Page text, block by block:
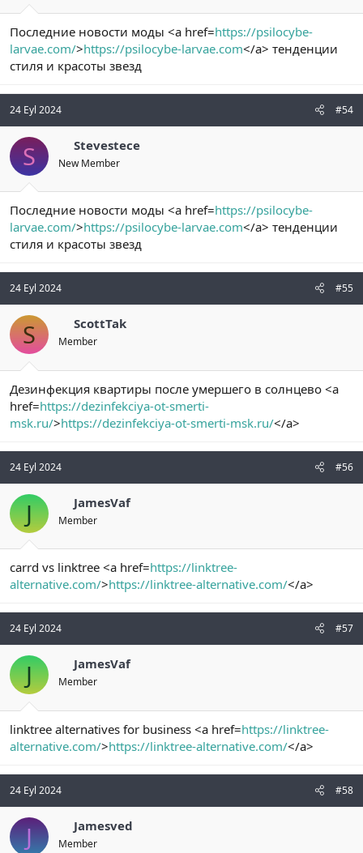
Последние новости моды <a href=https://psilocybe-
larvae.com/>https://psilocybe-larvae.com</a> тенденции
стиля и красоты звезд
24 Eyl 2024 #54
S Stevestece
New Member
Последние новости моды <a href=https://psilocybe-
larvae.com/>https://psilocybe-larvae.com</a> тенденции
стиля и красоты звезд
24 Eyl 2024 #55
S ScottTak
Member
Дезинфекция квартиры после умершего в солнцево <a
href=https://dezinfekciya-ot-smerti-
msk.ru/>https://dezinfekciya-ot-smerti-msk.ru/</a>
24 Eyl 2024 #56
J JamesVaf
Member
carrd vs linktree <a href=https://linktree-
alternative.com/>https://linktree-alternative.com/</a>
24 Eyl 2024 #57
J JamesVaf
Member
linktree alternatives for business <a href=https://linktree-
alternative.com/>https://linktree-alternative.com/</a>
24 Eyl 2024 #58
J Jamesved
Member